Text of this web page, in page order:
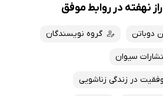
نهفته در روابط موفق
دوباتن گروه نویسندگان
سیوان
در زندگی زناشویی